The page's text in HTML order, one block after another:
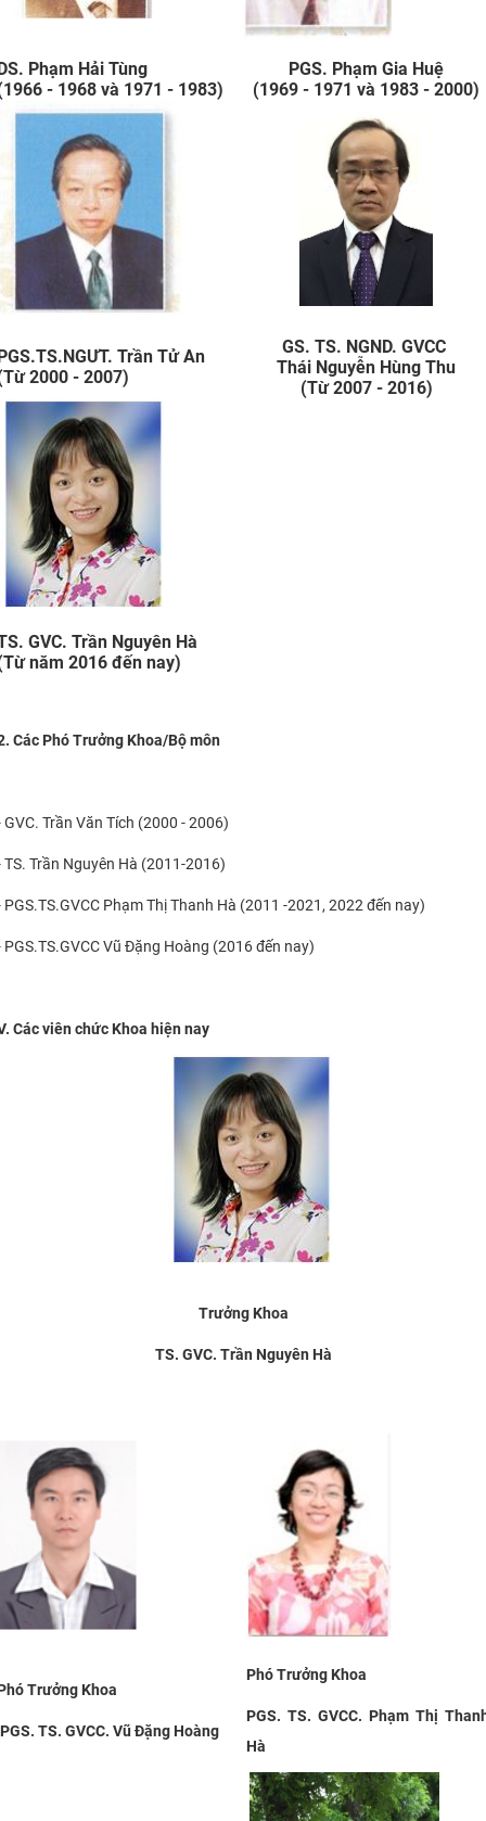
Phạm Hải Tùng
- 1968 và 1971 - 1983)
PGS. Phạm Gia Huệ
(1969 - 1971 và 1983 - 2000)
Trần Tử An
2000 - 2007)
GS. TS. NGND. GVCC
Thái Nguyễn Hùng Thu
(Từ 2007 - 2016)
GVC. Trần Nguyên Hà
năm 2016 đến nay)
Các Phó Trưởng Khoa/Bộ môn
GVC. Trần Văn Tích (2000 - 2006)
TS. Trần Nguyên Hà (2011-2016)
PGS.TS.GVCC Phạm Thị Thanh Hà (2011 -2021, 2022 đến nay)
PGS.TS.GVCC Vũ Đặng Hoàng (2016 đến nay)
Các viên chức Khoa hiện nay
Trưởng Khoa
TS. GVC. Trần Nguyên Hà
Trưởng Khoa
TS. GVCC. Vũ Đặng Hoàng
Phó Trưởng Khoa
PGS. TS. GVCC. Phạm Thị
Hà